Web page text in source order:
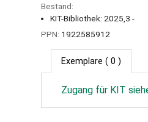
Bestand:
KIT-Bibliothek: 2025,3 -
PPN: 1922585912
Exemplare ( 0 )
Zugang für KIT